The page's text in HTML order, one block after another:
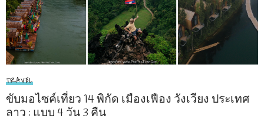
TRAVEL
ขับมอไซค์เที่ยว 14 พิกัด เมืองเฟือง วังเวียง ประเทศ
ลาว : แบบ 4 วัน 3 คืน